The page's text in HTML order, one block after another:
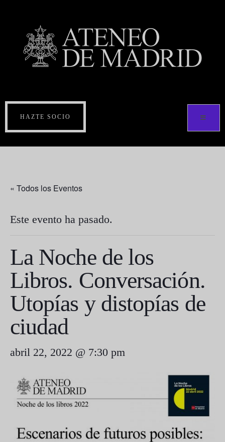
HAZTE SOCIO
« Todos los Eventos
Este evento ha pasado.
La Noche de los
Libros. Conversación.
Utopías y distopías de
ciudad
abril 22, 2022 @ 7:30 pm